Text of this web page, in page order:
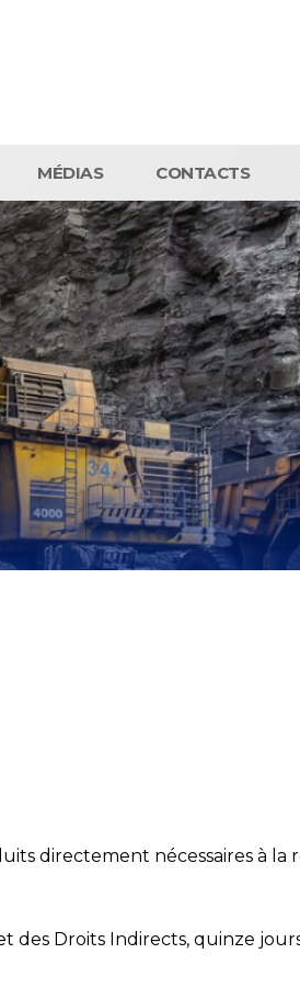
MÉDIAS CONTACTS
directement nécessaires à
des Droits Indirects, quinze